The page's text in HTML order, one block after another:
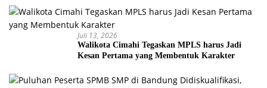
Juli 13, 2026
Walikota Cimahi Tegaskan MPLS harus Jadi
Kesan Pertama yang Membentuk Karakter